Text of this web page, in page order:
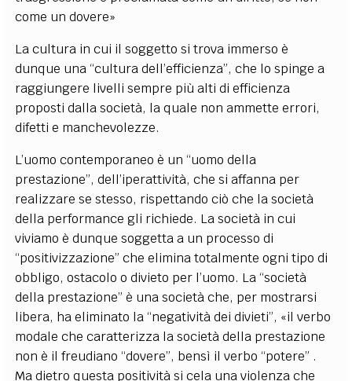
come un dovere»
La cultura in cui il soggetto si trova immerso è
dunque una “cultura dell’efficienza”, che lo spinge a
raggiungere livelli sempre più alti di efficienza
proposti dalla società, la quale non ammette errori,
difetti e manchevolezze.
L’uomo contemporaneo è un “uomo della
prestazione”, dell’iperattività, che si affanna per
realizzare se stesso, rispettando ciò che la società
della performance gli richiede. La società in cui
viviamo è dunque soggetta a un processo di
“positivizzazione” che elimina totalmente ogni tipo di
obbligo, ostacolo o divieto per l’uomo. La “società
della prestazione” è una società che, per mostrarsi
libera, ha eliminato la “negatività dei divieti”, «il verbo
modale che caratterizza la società della prestazione
non è il freudiano “dovere”, bensì il verbo “potere” .
Ma dietro questa positività si cela una violenza che